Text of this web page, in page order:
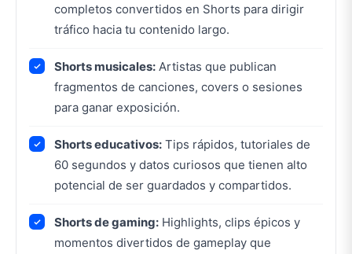
completos convertidos en Shorts para dirigir
tráfico hacia tu contenido largo.
Shorts musicales: Artistas que publican
fragmentos de canciones, covers o sesiones
para ganar exposición.
Shorts educativos: Tips rápidos, tutoriales de
60 segundos y datos curiosos que tienen alto
potencial de ser guardados y compartidos.
Shorts de gaming: Highlights, clips épicos y
momentos divertidos de gameplay que